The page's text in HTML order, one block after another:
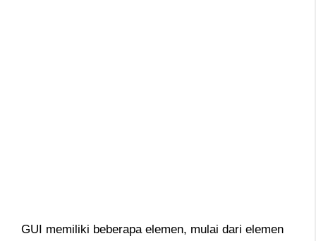
GUI memiliki beberapa elemen, mulai dari elemen